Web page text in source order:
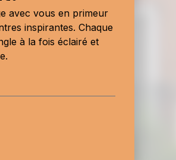
prudent. «
jour. Si une
avec vous en primeur
inspirantes. Chaque
à la fois éclairé et